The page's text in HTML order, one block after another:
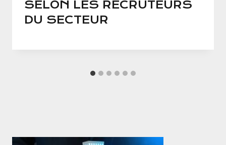
SELON LES RECRUTEURS
DU SECTEUR